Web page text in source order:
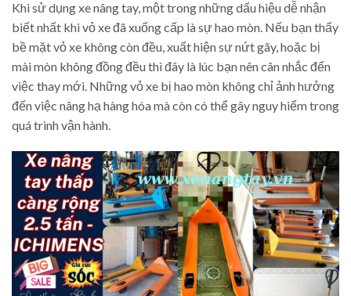
Khi sử dụng xe nâng tay, một trong những dấu hiệu dễ nhận
biết nhất khi vỏ xe đã xuống cấp là sự hao mòn. Nếu bạn thấy
bề mặt vỏ xe không còn đều, xuất hiện sự nứt gãy, hoặc bị
mài mòn không đồng đều thì đây là lúc bạn nên cân nhắc đến
việc thay mới. Những vỏ xe bị hao mòn không chỉ ảnh hưởng
đến việc nâng hạ hàng hóa mà còn có thể gây nguy hiểm trong
quá trình vận hành.